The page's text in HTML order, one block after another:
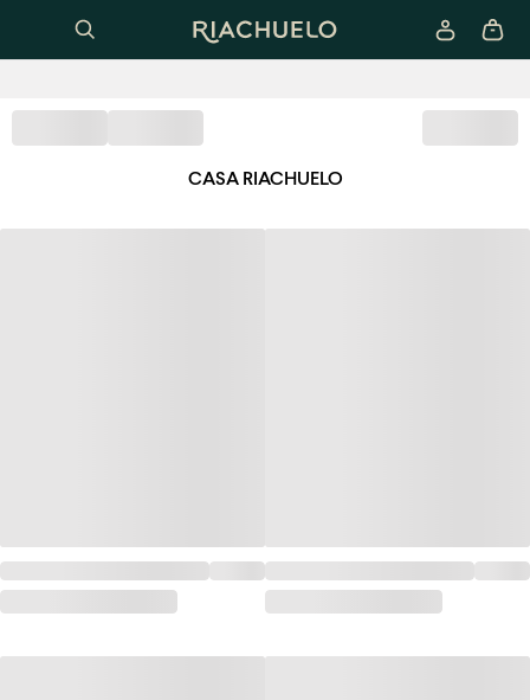
CASA RIACHUELO